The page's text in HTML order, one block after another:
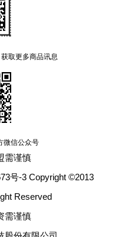
取更多商品讯息
微信公众号
需谨慎
号-3 Copyright ©2013
Reserved
需谨慎